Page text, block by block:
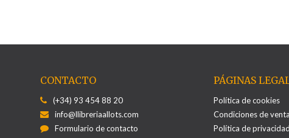
CONTACTO
(+34) 93 454 88 20
info@llibreriaallots.com
Formulario de contacto
PÁGINAS
Política de cookies
Condiciones de venta
Política de privacidad